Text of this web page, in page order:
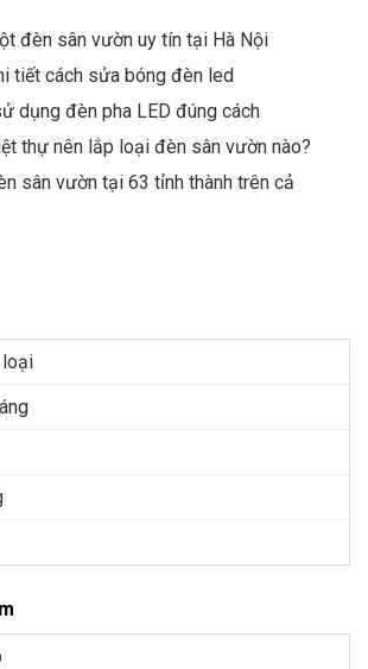
loại
đèn sân vườn uy tín tại Hà Nội
tiết cách sửa bóng đèn led
dụng đèn pha LED đúng cách
thự nên lắp loại đèn sân vườn nào?
sân vườn tại 63 tỉnh thành trên cả